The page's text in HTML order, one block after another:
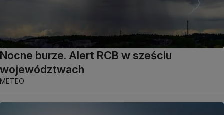
Nocne burze. Alert RCB w sześciu
województwach
METEO